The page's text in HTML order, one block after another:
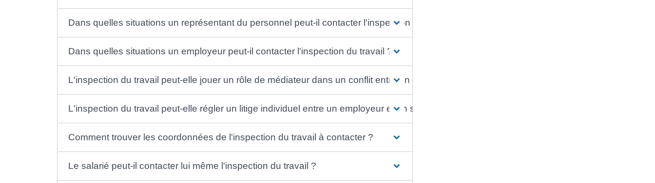
Dans quelles situations un représentant du personnel peut-il contacter l'inspection du travail ?
Dans quelles situations un employeur peut-il contacter l'inspection du travail ?
L'inspection du travail peut-elle jouer un rôle de médiateur dans un conflit entre un employeur et ses salariés ?
L'inspection du travail peut-elle régler un litige individuel entre un employeur et un salarié ?
Comment trouver les coordonnées de l'inspection du travail à contacter ?
Le salarié peut-il contacter lui même l'inspection du travail ?